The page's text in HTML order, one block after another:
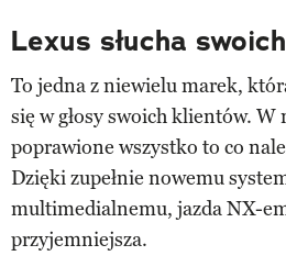
Lexus słucha
To jedna z niewielu marek,
się w głosy swoich klientów. W
poprawione wszystko to co
Dzięki zupełnie nowemu
multimedialnemu, jazda NX-
przyjemniejsza.